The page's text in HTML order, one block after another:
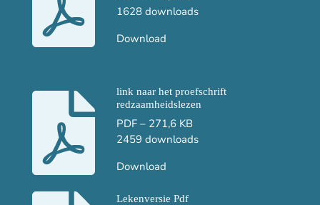
1628 downloads
Download
link naar het proefschrift
redzaamheidslezen
PDF – 271,6 KB
2459 downloads
Download
Lekenversie Pdf